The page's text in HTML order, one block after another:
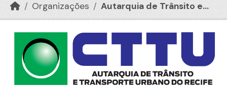
Organizações Autarquia de Trânsito e...